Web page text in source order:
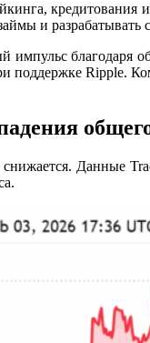
и
импульс благодаря
поддержке Ripple.
снижается. Данные